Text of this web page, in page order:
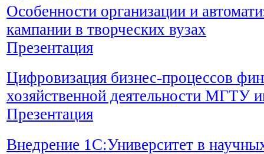
Особенности организации и
кампании в творческих вузах
Презентация
Цифровизация бизнес-процессов
хозяйственной деятельности МГТУ
Презентация
Внедрение 1С:Университет в